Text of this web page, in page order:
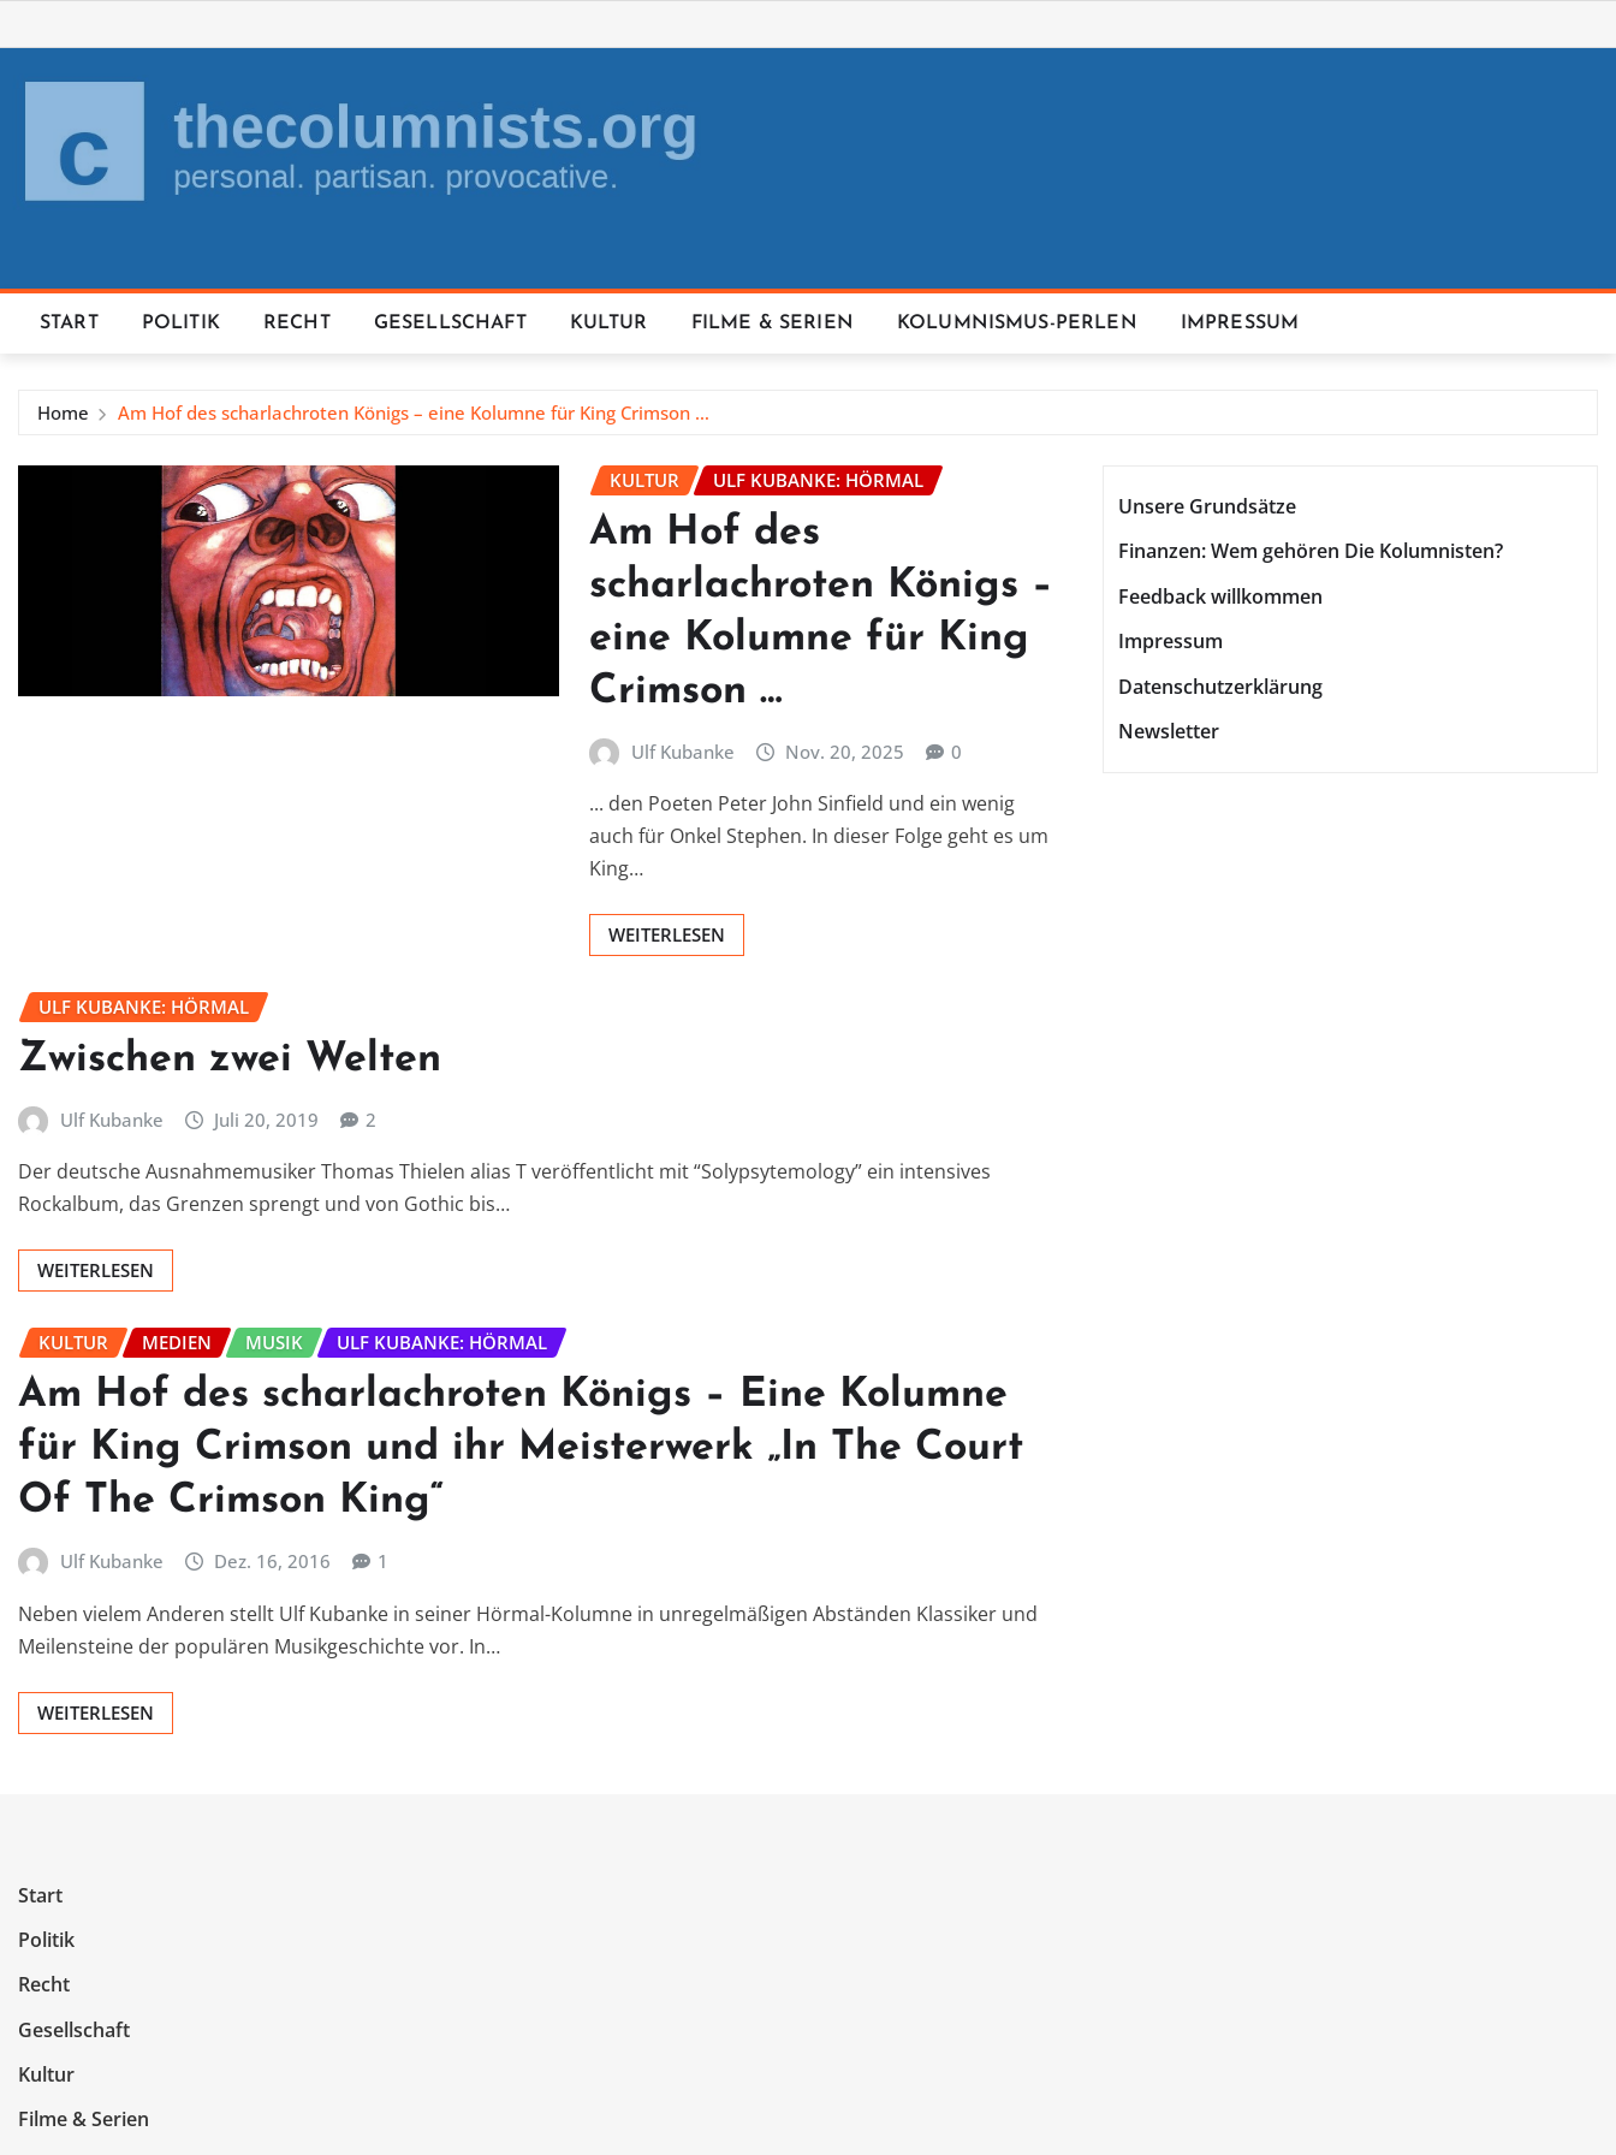
to
content
START POLITIK RECHT GESELLSCHAFT KULTUR FILME & SERIEN KOLUMNISMUS-PERLEN IMPRESSUM
Home Am Hof des scharlachroten Königs – eine Kolumne für King Crimson …
KULTUR ULF KUBANKE: HÖRMAL
Am Hof des
scharlachroten Königs –
eine Kolumne für King
Crimson …
Ulf Kubanke Nov. 20, 2025 0
... den Poeten Peter John Sinfield und ein wenig
auch für Onkel Stephen. In dieser Folge geht es um
King…
WEITERLESEN
ULF KUBANKE: HÖRMAL
Zwischen zwei Welten
Ulf Kubanke Juli 20, 2019 2
Der deutsche Ausnahmemusiker Thomas Thielen alias T veröffentlicht mit “Solypsytemology” ein intensives
Rockalbum, das Grenzen sprengt und von Gothic bis…
WEITERLESEN
KULTUR MEDIEN MUSIK ULF KUBANKE: HÖRMAL
Am Hof des scharlachroten Königs – Eine Kolumne
für King Crimson und ihr Meisterwerk „In The Court
Of The Crimson King“
Ulf Kubanke Dez. 16, 2016 1
Neben vielem Anderen stellt Ulf Kubanke in seiner Hörmal-Kolumne in unregelmäßigen Abständen Klassiker und
Meilensteine der populären Musikgeschichte vor. In…
WEITERLESEN
Unsere Grundsätze
Finanzen: Wem gehören Die Kolumnisten?
Feedback willkommen
Impressum
Datenschutzerklärung
Newsletter
Start
Politik
Recht
Gesellschaft
Kultur
Filme & Serien